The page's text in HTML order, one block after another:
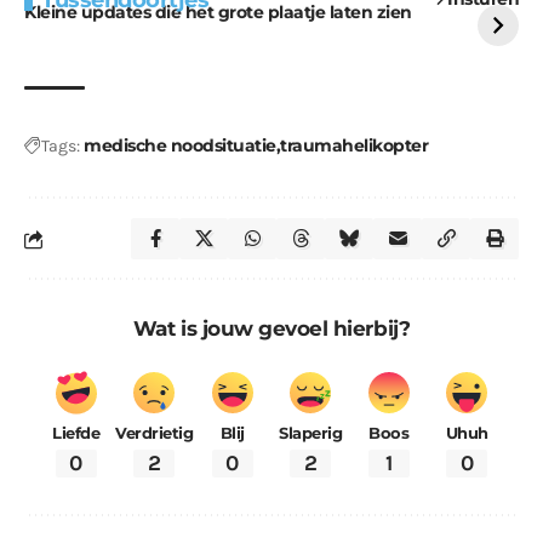
Kleine updates die het grote plaatje laten zien
Tags: medische noodsituatietraumahelikopter
Wat is jouw gevoel hierbij?
Liefde
0
Verdrietig
2
Blij
0
Slaperig
2
Boos
1
Uhuh
0